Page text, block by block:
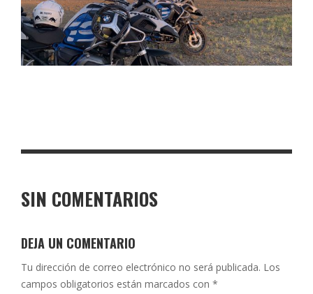
SIN COMENTARIOS
DEJA UN COMENTARIO
Tu dirección de correo electrónico no será publicada. Los
campos obligatorios están marcados con *